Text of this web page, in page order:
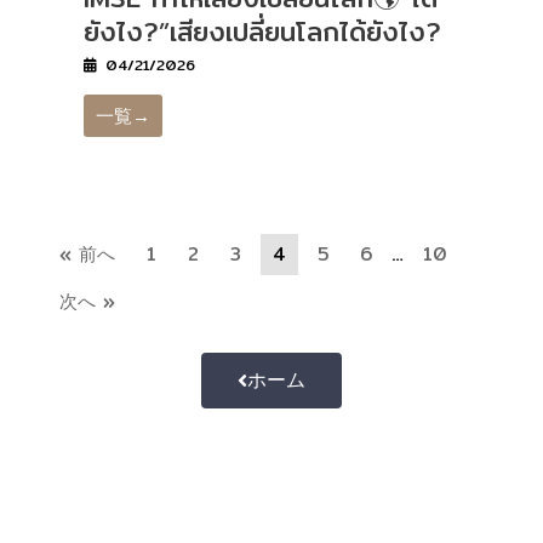
ยังไง?”เสียงเปลี่ยนโลกได้ยังไง?
04/21/2026
一覧→
« 前へ 1 2 3 4 5 6 …
10
次へ »
ホーム